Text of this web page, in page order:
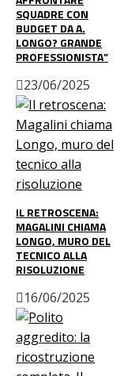
SQUADRE CON
BUDGET DA A.
LONGO? GRANDE
PROFESSIONISTA”
23/06/2025
IL RETROSCENA:
MAGALINI CHIAMA
LONGO, MURO DEL
TECNICO ALLA
RISOLUZIONE
16/06/2025